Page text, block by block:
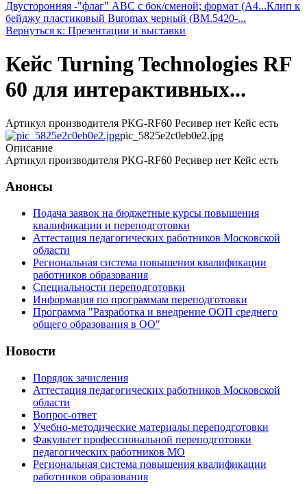
Двусторонняя -"флаг" ABC с бок/сменой; формат (A4...Клип к
бейджу пластиковый Buromax черный (BM.5420-...
Вернуться к: Презентации и выставки
Кейс Turning Technologies RF
60 для интерактивных...
Артикул производителя PKG-RF60 Ресивер нет Кейс есть
pic_5825e2c0eb0e2.jpg
Описание
Артикул производителя PKG-RF60 Ресивер нет Кейс есть
Анонсы
Подача заявок на бюджетные курсы повышения
квалификации и переподготовки
Аттестация педагогических работников Московской
области
Региональная система повышения квалификации
работников образования
Специальности переподготовки
Информация по программам переподготовки
Программа "Разработка и внедрение ООП среднего
общего образования в ОО"
Новости
Порядок зачисления
Аттестация педагогических работников Московской
области
Вопрос-ответ
Учебно-методические материалы переподготовки
Факультет профессиональной переподготовки
педагогических работников МО
Региональная система повышения квалификации
работников образования